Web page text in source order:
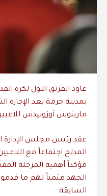
عاود الفريق الاول لكرة
بمدينة حرمة بعد الإجازة
مارينوس أوزونيدس
عقد رئيس مجلس الإدارة
المدلج اجتماعاً مع
مؤكداً أهمية المرحلة
الجهد مثمناً لهم ما
السابقة